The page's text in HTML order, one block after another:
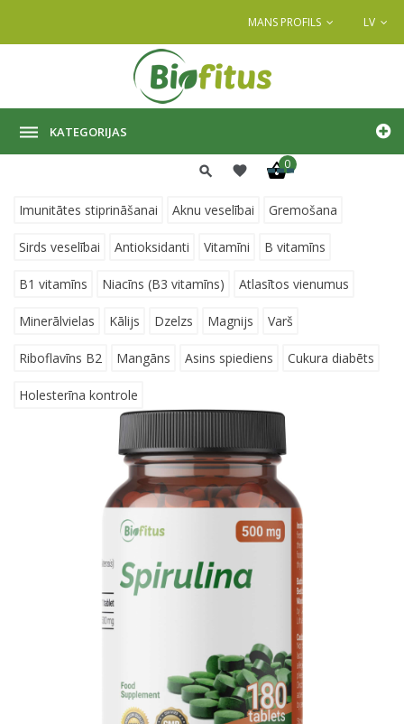
MANS PROFILS LV
KATEGORIJAS
0
Imunitātes stiprināšanai Aknu veselībai Gremošana
Sirds veselībai Antioksidanti Vitamīni B vitamīns
B1 vitamīns Niacīns (B3 vitamīns) Atlasītos vienumus
Minerālvielas Kālijs Dzelzs Magnijs Varš
Riboflavīns B2 Mangāns Asins spiediens Cukura diabēts
Holesterīna kontrole